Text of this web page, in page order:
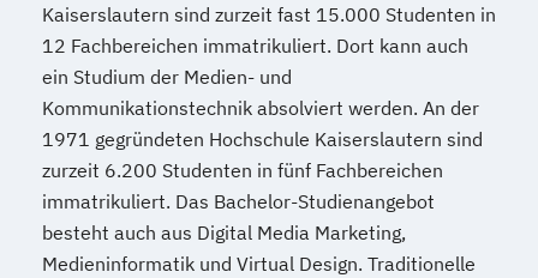
Kaiserslautern sind zurzeit fast 15.000 Studenten in
12 Fachbereichen immatrikuliert. Dort kann auch
ein Studium der Medien- und
Kommunikationstechnik absolviert werden. An der
1971 gegründeten Hochschule Kaiserslautern sind
zurzeit 6.200 Studenten in fünf Fachbereichen
immatrikuliert. Das Bachelor-Studienangebot
besteht auch aus Digital Media Marketing,
Medieninformatik und Virtual Design. Traditionelle